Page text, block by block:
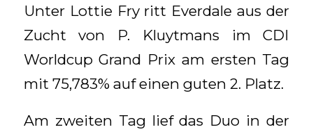
Unter Lottie Fry ritt Everdale aus der
Zucht von P. Kluytmans im CDI
Worldcup Grand Prix am ersten Tag
mit 75,783% auf einen guten 2. Platz.
Am zweiten Tag lief das Duo in der